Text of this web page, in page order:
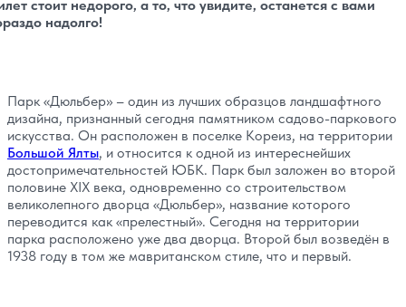
стоит недорого, а то, что увидите, останется с вами
надолго!
Парк «Дюльбер» – один из лучших образцов ландшафтного
дизайна, признанный сегодня памятником садово-паркового
искусства. Он расположен в поселке Кореиз, на территории
Большой Ялты, и относится к одной из интереснейших
достопримечательностей ЮБК. Парк был заложен во второй
половине XIX века, одновременно со строительством
великолепного дворца «Дюльбер», название которого
переводится как «прелестный». Сегодня на территории
парка расположено уже два дворца. Второй был возведён в
1938 году в том же мавританском стиле, что и первый.